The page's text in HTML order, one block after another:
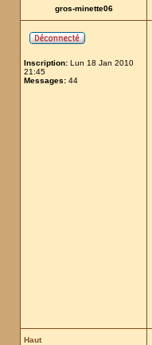
gros-minette06
Inscription: Lun 18 Jan 2010
21:45
Messages: 44
Haut